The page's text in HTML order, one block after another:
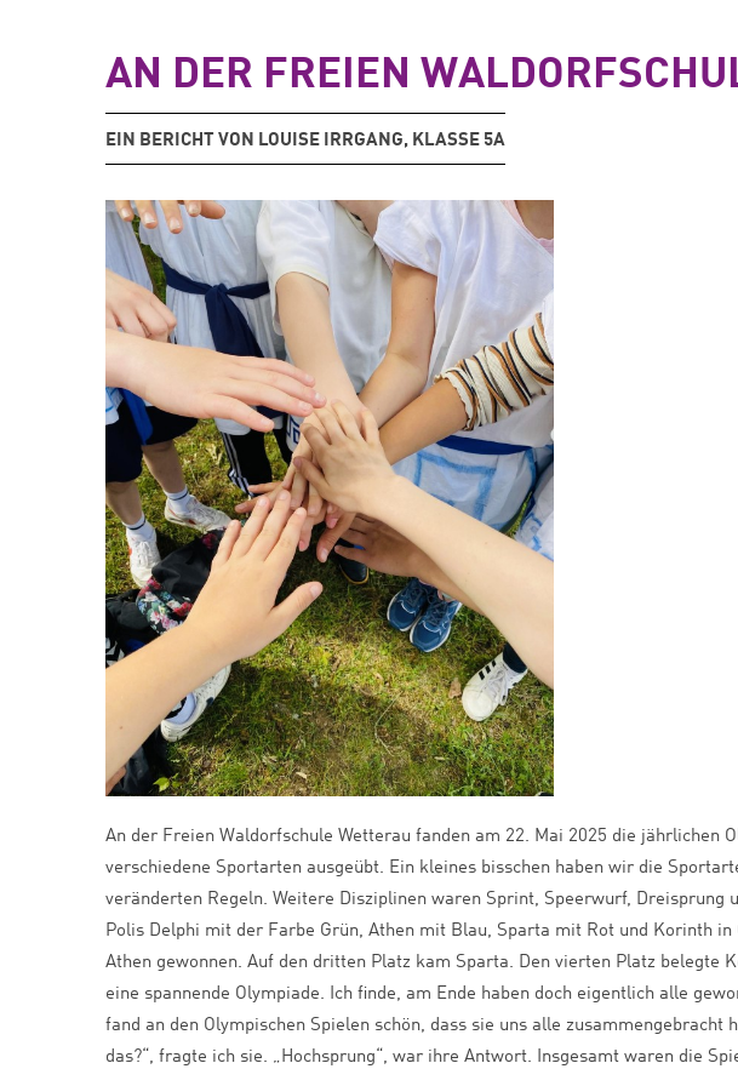
AN DER FREIEN
EIN BERICHT VON LOUISE IRRGANG, KLASSE 5A
An der Freien Waldorfschule Wetterau fanden am 22. Mai 2025 die
verschiedene Sportarten ausgeübt. Ein kleines bisschen haben wir die
veränderten Regeln. Weitere Disziplinen waren Sprint, Speerwurf,
Polis Delphi mit der Farbe Grün, Athen mit Blau, Sparta mit Rot und Korinth
Athen gewonnen. Auf den dritten Platz kam Sparta. Den vierten Platz
eine spannende Olympiade. Ich finde, am Ende haben doch eigentlich alle
fand an den Olympischen Spielen schön, dass sie uns alle
das?“, fragte ich sie. „Hochsprung“, war ihre Antwort. Insgesamt waren die